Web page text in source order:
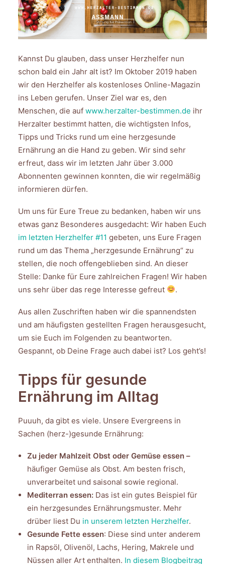
Kannst Du glauben, dass unser Herzhelfer nun
schon bald ein Jahr alt ist? Im Oktober 2019 haben
wir den Herzhelfer als kostenloses Online-Magazin
ins Leben gerufen. Unser Ziel war es, den
Menschen, die auf www.herzalter-bestimmen.de ihr
Herzalter bestimmt hatten, die wichtigsten Infos,
Tipps und Tricks rund um eine herzgesunde
Ernährung an die Hand zu geben. Wir sind sehr
erfreut, dass wir im letzten Jahr über 3.000
Abonnenten gewinnen konnten, die wir regelmäßig
informieren dürfen.
Um uns für Eure Treue zu bedanken, haben wir uns
etwas ganz Besonderes ausgedacht: Wir haben Euch
im letzten Herzhelfer #11 gebeten, uns Eure Fragen
rund um das Thema „herzgesunde Ernährung“ zu
stellen, die noch offengeblieben sind. An dieser
Stelle: Danke für Eure zahlreichen Fragen! Wir haben
uns sehr über das rege Interesse gefreut
.
Aus allen Zuschriften haben wir die spannendsten
und am häufigsten gestellten Fragen herausgesucht,
um sie Euch im Folgenden zu beantworten.
Gespannt, ob Deine Frage auch dabei ist? Los geht’s!
Tipps für gesunde
Ernährung im Alltag
Puuuh, da gibt es viele. Unsere Evergreens in
Sachen (herz-)gesunde Ernährung:
Zu jeder Mahlzeit Obst oder Gemüse essen –
häufiger Gemüse als Obst. Am besten frisch,
unverarbeitet und saisonal sowie regional.
Mediterran essen: Das ist ein gutes Beispiel für
ein herzgesundes Ernährungsmuster. Mehr
drüber liest Du in unserem letzten Herzhelfer.
Gesunde Fette essen: Diese sind unter anderem
in Rapsöl, Olivenöl, Lachs, Hering, Makrele und
Nüssen aller Art enthalten. In diesem Blogbeitrag